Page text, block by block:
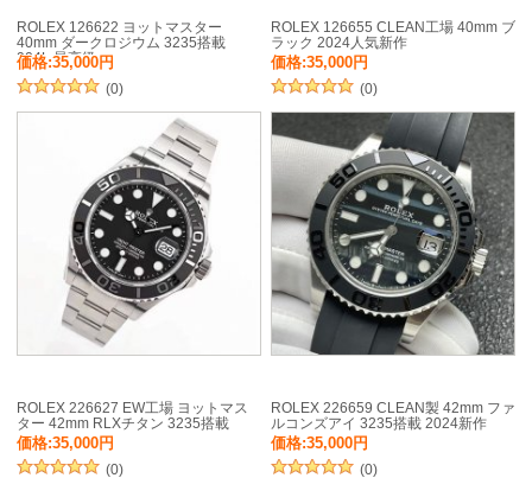
ROLEX 126622 ヨットマスター
40mm ダークロジウム 3235搭載
904L 最高級
価格:35,000円
(0)
ROLEX 126655 CLEAN工場 40mm ブ
ラック 2024人気新作
価格:35,000円
(0)
ROLEX 226627 EW工場 ヨットマス
ター 42mm RLXチタン 3235搭載
価格:35,000円
(0)
ROLEX 226659 CLEAN製 42mm ファ
ルコンズアイ 3235搭載 2024新作
価格:35,000円
(0)